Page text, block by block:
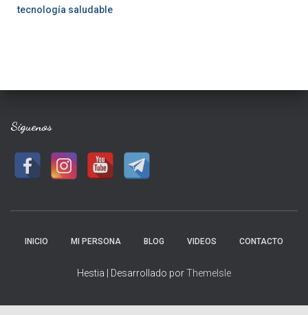
tecnología saludable
Síguenos
INICIO MI PERSONA BLOG VIDEOS CONTACTO
Hestia | Desarrollado porThemeIsle